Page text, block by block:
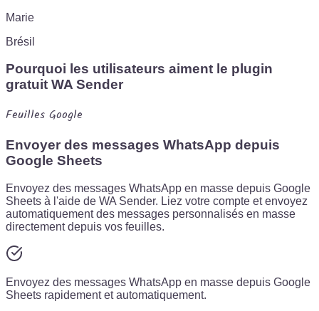
Marie
Brésil
Pourquoi les utilisateurs aiment le plugin
gratuit WA Sender
Feuilles Google
Envoyer des messages WhatsApp depuis
Google Sheets
Envoyez des messages WhatsApp en masse depuis Google
Sheets à l'aide de WA Sender. Liez votre compte et envoyez
automatiquement des messages personnalisés en masse
directement depuis vos feuilles.
Envoyez des messages WhatsApp en masse depuis Google
Sheets rapidement et automatiquement.